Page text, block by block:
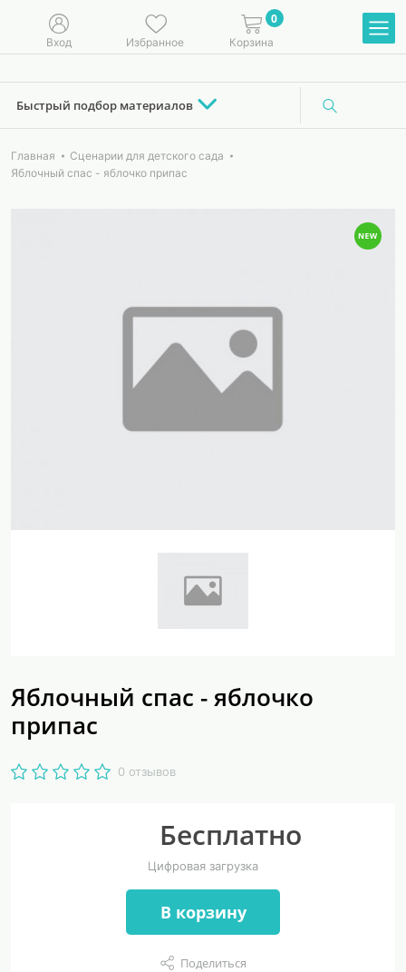
Вход Избранное
0
Корзина
Быстрый подбор материалов
Главная
Сценарии для детского сада
Яблочный спас - яблочко припас
Яблочный спас - яблочко
припас
0 отзывов
Бесплатно
Цифровая загрузка
В корзину
Поделиться